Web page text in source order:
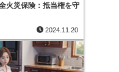
火災保険：抵当権を守
2024.11.20